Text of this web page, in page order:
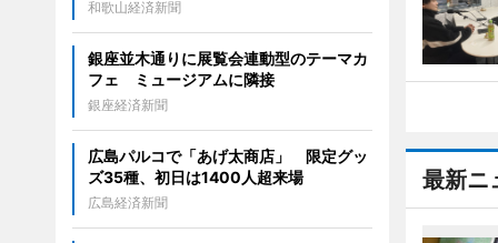
最新ニ
和歌山経済新聞
銀座並木通りに展覧会連動型のテーマカ
フェ ミュージアムに隣接
銀座経済新聞
広島パルコで「あげ太商店」 限定グッ
ズ35種、初日は1400人超来場
広島経済新聞